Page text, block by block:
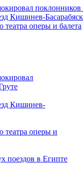
Кишинев-
оперы и балета
Кишинев-
театра оперы и
поездов в Египте